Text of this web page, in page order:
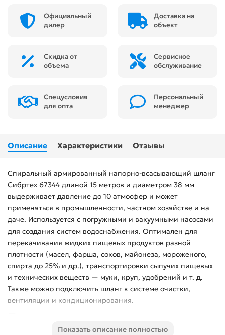
Официальный
дилер
Доставка на
объект
Скидка от
объема
Сервисное
обслуживание
Спецусловия
для опта
Персональный
менеджер
Описание Характеристики Отзывы
Спиральный армированный напорно-всасывающий шланг
Сибртех 67344 длиной 15 метров и диаметром 38 мм
выдерживает давление до 10 атмосфер и может
применяться в промышленности, частном хозяйстве и на
даче. Используется с погружными и вакуумными насосами
для создания систем водоснабжения. Оптимален для
перекачивания жидких пищевых продуктов разной
плотности (масел, фарша, соков, майонеза, мороженого,
спирта до 25% и др.), транспортировки сыпучих пищевых
и технических веществ — муки, круп, удобрений и т. д.
Также можно подключить шланг к системе очистки,
вентиляции и кондиционирования.
Показать описание полностью